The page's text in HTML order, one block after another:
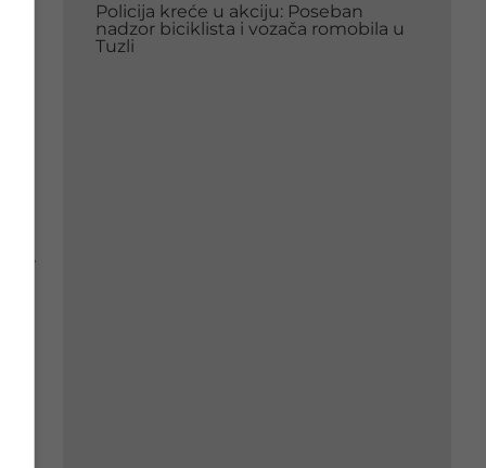
Policija kreće u akciju: Poseban
nadzor biciklista i vozača romobila u
Tuzli